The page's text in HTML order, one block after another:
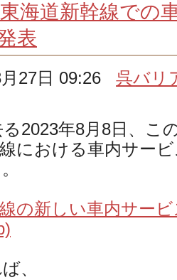
海道新幹線での
表
月27日 09:26呉バリ
2023年8月8日、こ
における車内サー
の新しい車内サー
、